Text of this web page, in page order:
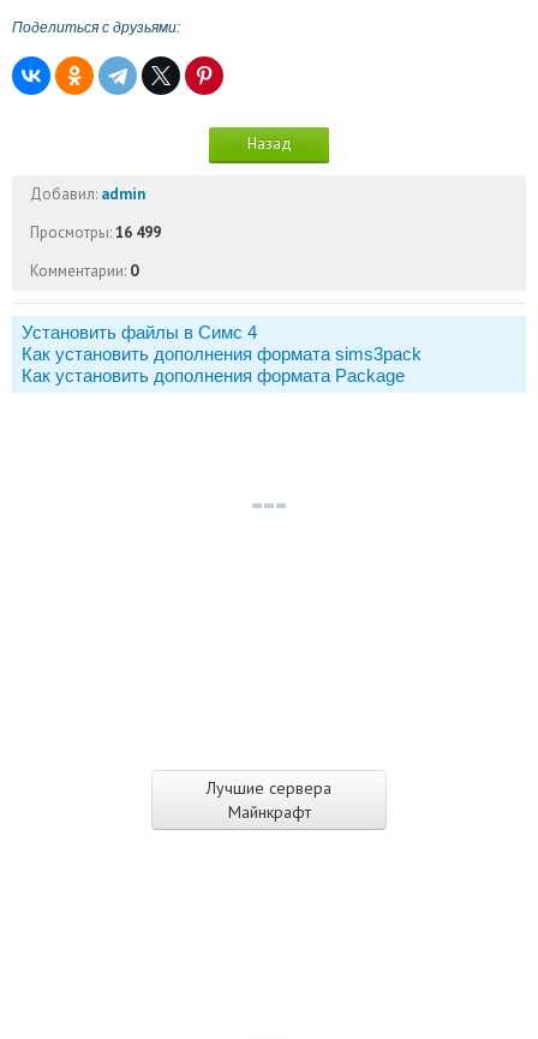
Лучшие сервера
Майнкрафт
Поделиться с друзьями:
Назад
Добавил: admin
Просмотры:16 499
Комментарии: 0
Установить файлы в Симс 4
Как установить дополнения формата sims3pack
Как установить дополнения формата Package